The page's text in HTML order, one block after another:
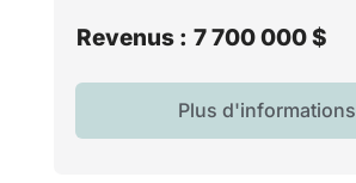
Revenus : 7 700 000 $
Plus d'informations